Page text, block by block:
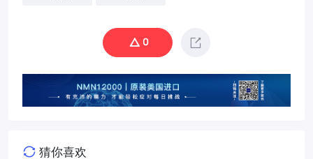
0
猜你喜欢